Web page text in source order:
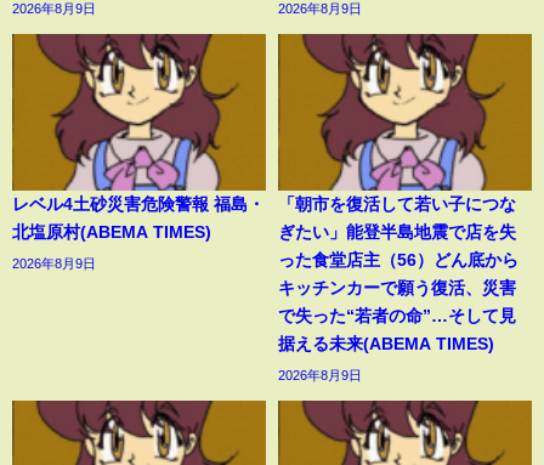
2026年8月9日 2026年8月9日
レベル4土砂災害危険警報 福島・
北塩原村(ABEMA TIMES)
2026年8月9日
「朝市を復活して若い子につな
ぎたい」能登半島地震で店を失
った食堂店主（56）どん底から
キッチンカーで願う復活、災害
で失った“若者の命”…そして見
据える未来(ABEMA TIMES)
2026年8月9日